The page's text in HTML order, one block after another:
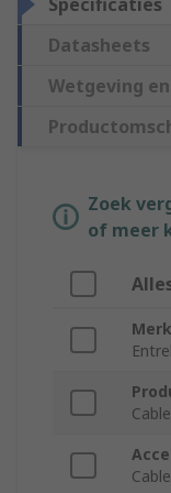
Specificaties
Datasheets
Wetgeving
Zoek
of meer
Merk